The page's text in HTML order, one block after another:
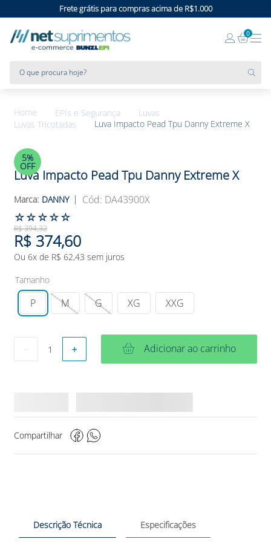
Frete grátis para compras acima de R$1.000
0
EPIs e Segurança
Luvas
Luvas Tricotadas
Luva Impacto Pead Tpu Danny Extreme X
5%
OFF
Luva Impacto Pead Tpu Danny Extreme X
DANNY : DA43900X
☆☆☆☆☆
R$394,32
R$ 374,60
Ou 6x de R$ 62,43 sem juros
Tamanho
P M G XG XXG
＋ Adicionar ao carrinho
Compartilhar
Descrição Técnica Especificações